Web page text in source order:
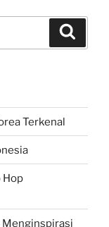
Terkenal
Hop
Menginspirasi